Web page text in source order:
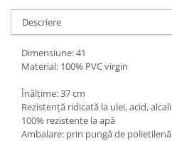
Descriere
Dimensiune: 41
Material: 100% PVC virgin
Înălțime: 37 cm
Rezistență ridicată la ulei, acid, alcali
100% rezistente la apă
Ambalare: prin pungă de polietilenă